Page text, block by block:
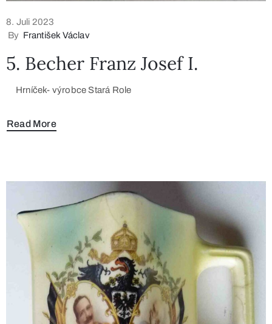
8. Juli 2023
By František Václav
5. Becher Franz Josef I.
Hrníček- výrobce Stará Role
Read More